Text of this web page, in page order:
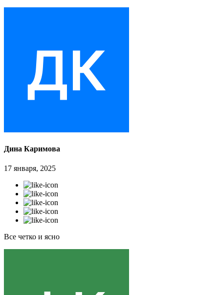
Дина Каримова
17 января, 2025
Все четко и ясно